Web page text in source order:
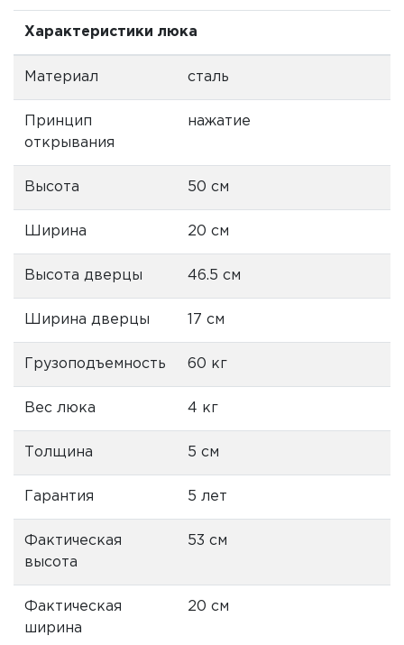
Характеристики люка
Материал сталь
Принцип
открывания
нажатие
Высота 50 см
Ширина 20 см
Высота дверцы 46.5 см
Ширина дверцы 17 см
Грузоподъемность 60 кг
Вес люка 4 кг
Толщина 5 см
Гарантия 5 лет
Фактическая
высота
53 см
Фактическая
ширина
20 см